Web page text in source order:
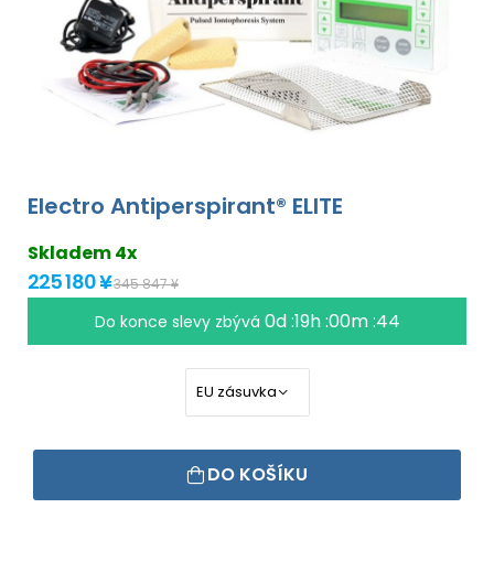
Electro Antiperspirant® ELITE
Skladem 4x
225 180 ¥345 847 ¥
Do konce slevy zbývá0d :19h :00m :43
DO KOŠÍKU